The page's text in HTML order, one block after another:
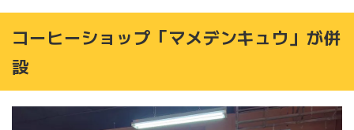
コーヒーショップ「マメデンキュウ」が併
設